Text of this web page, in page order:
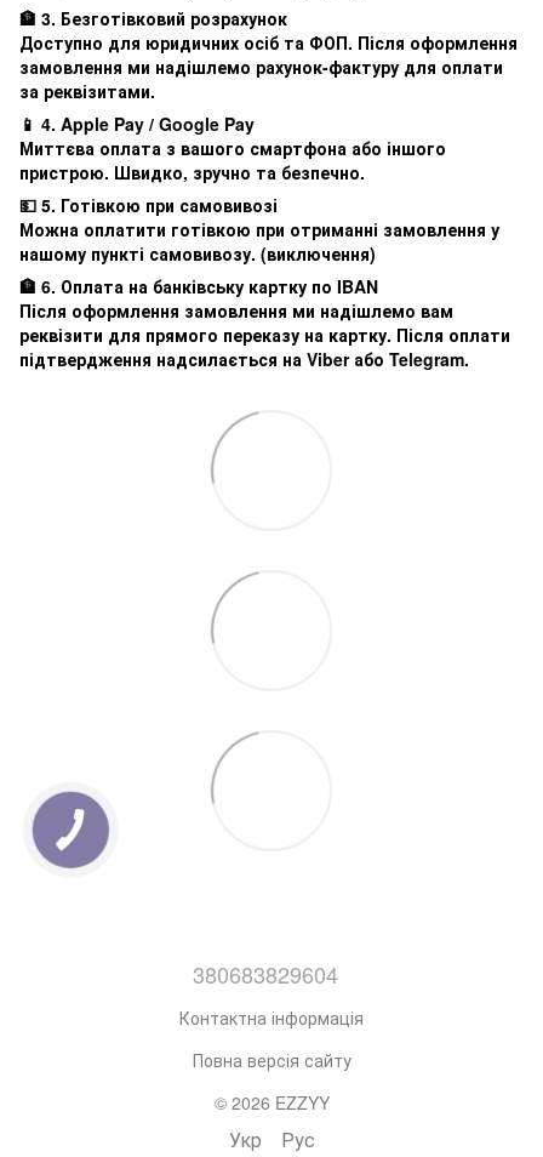
🏦 3. Безготівковий розрахунок
Доступно для юридичних осіб та ФОП. Після оформлення
замовлення ми надішлемо рахунок-фактуру для оплати
за реквізитами.
📱 4. Apple Pay / Google Pay
Миттєва оплата з вашого смартфона або іншого
пристрою. Швидко, зручно та безпечно.
💵 5. Готівкою при самовивозі
Можна оплатити готівкою при отриманні замовлення у
нашому пункті самовивозу. (виключення)
🏦 6. Оплата на банківську картку по IBAN
Після оформлення замовлення ми надішлемо вам
реквізити для прямого переказу на картку. Після оплати
підтвердження надсилається на Viber або Telegram.
380683829604
Контактна інформація
Повна версія сайту
© 2026 EZZYY
Укр Рус